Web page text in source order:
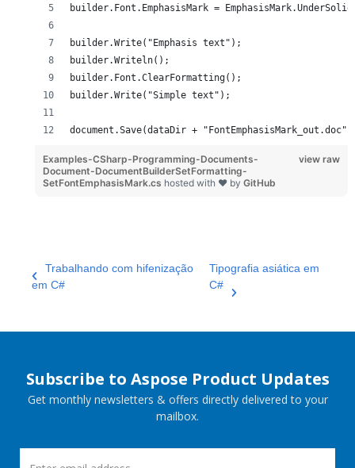
builder.Font.EmphasisMark =
builder.Write("Emphasis text");
builder.Writeln();
builder.Font.ClearFormatting();
builder.Write("Simple text");
document.Save(dataDir +
view raw
Examples-CSharp-Programming-Documents-
Document-DocumentBuilderSetFormatting-
SetFontEmphasisMark.cs hosted with ❤ by GitHub
Trabalhando com hifenização
em C#
Tipografia asiática em
C#
Subscribe to Aspose Product Updates
Get monthly newsletters & offers directly delivered to your
mailbox.